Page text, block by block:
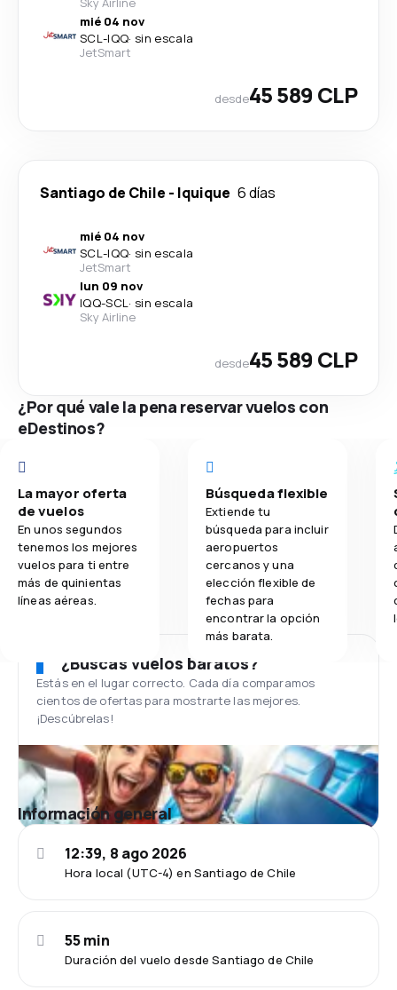
mié 04 nov
SCL-IQQ· sin escala
JetSmart
desde45 589 CLP
Santiago de Chile - Iquique 6 días
mié 04 nov
SCL-IQQ· sin escala
JetSmart
lun 09 nov
IQQ-SCL· sin escala
Sky Airline
desde45 589 CLP
¿Por qué vale la pena reservar vuelos con
eDestinos?
La mayor oferta
de vuelos
En unos segundos
tenemos los mejores
vuelos para ti entre
más de quinientas
líneas aéreas.
Búsqueda flexible
Extiende tu
búsqueda para incluir
aeropuertos
cercanos y una
elección flexible de
fechas para
encontrar la opción
más barata.
¿Buscas vuelos baratos?
Estás en el lugar correcto. Cada día comparamos
cientos de ofertas para mostrarte las mejores.
¡Descúbrelas!
Información general
Hora local (UTC-4) en Santiago de Chile
12:39, 8 ago 2026
Duración del vuelo desde Santiago de Chile
55 min